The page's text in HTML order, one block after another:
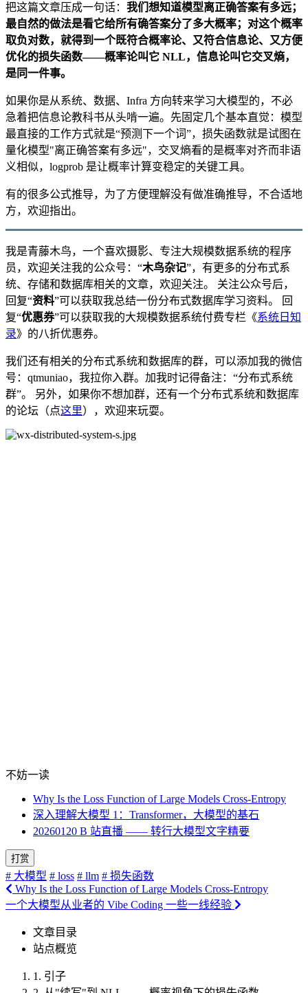
把这篇文章压成一句话： 我们想知道模型离正确答案有多远；
最自然的做法是看它给所有确答案分了多大概率；对这个概率
取负对数，就得到一个既符合概率论、又符合信息论、又方便
优化的损失函数——概率论叫它 NLL，信息论叫它交叉熵，
是同一件事。
如果你是从系统、数据、Infra 方向转来学习大模型的，不必
急着把信息论教科书从头啃一遍。先固定几个基本直觉：模型
最直接的工作方式就是“预测下一个词”，损失函数就是试图在
量化模型"离正确答案有多远"，交叉熵看的是概率对齐而非语
义相似，logprob 是让概率计算变稳定的关键工具。
有的很多公式推导，为了方便理解没有做准确推导，不合适地
方，欢迎指出。
我是青藤木鸟，一个喜欢摄影、专注大规模数据系统的程序
员，欢迎关注我的公众号：“木鸟杂记”，有更多的分布式系
统、存储和数据库相关的文章，欢迎关注。 关注公众号后，
回复“资料”可以获取我总结一份分布式数据库学习资料。 回
复“优惠券”可以获取我的大规模数据系统付费专栏《系统日知
录》的八折优惠券。
我们还有相关的分布式系统和数据库的群，可以添加我的微信
号：qtmuniao，我拉你入群。加我时记得备注：“分布式系统
群”。 另外，如果你不想加群，还有一个分布式系统和数据库
的论坛（点这里），欢迎来玩耍。
不妨一读
Why Is the Loss Function of Large Models Cross-Entropy
深入理解大模型 1：Transformer，大模型的基石
20260120 B 站直播 —— 转行大模型文字精要
打赏
# 大模型 # loss # llm # 损失函数
Why Is the Loss Function of Large Models Cross-Entropy
一个大模型从业者的 Vibe Coding 一些一线经验
文章目录
站点概览
1. 引子